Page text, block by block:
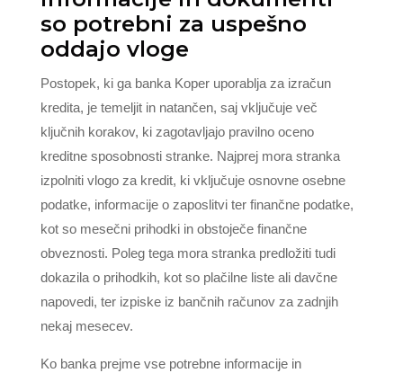
so potrebni za uspešno
oddajo vloge
Postopek, ki ga banka Koper uporablja za izračun
kredita, je temeljit in natančen, saj vključuje več
ključnih korakov, ki zagotavljajo pravilno oceno
kreditne sposobnosti stranke. Najprej mora stranka
izpolniti vlogo za kredit, ki vključuje osnovne osebne
podatke, informacije o zaposlitvi ter finančne podatke,
kot so mesečni prihodki in obstoječe finančne
obveznosti. Poleg tega mora stranka predložiti tudi
dokazila o prihodkih, kot so plačilne liste ali davčne
napovedi, ter izpiske iz bančnih računov za zadnjih
nekaj mesecev.
Ko banka prejme vse potrebne informacije in